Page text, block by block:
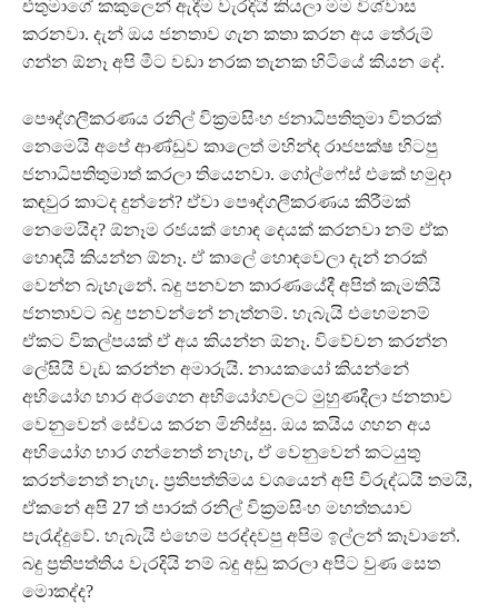
එතුමාගේ කකුලෙන් ඇදීම වැරදියි කියලා මම විශ්වාස
කරනවා. දැන් ඔය ජනතාව ගැන කතා කරන අය තේරුම්
ගන්න ඕනෑ අපි මීට වඩා නරක තැනක හිටියේ කියන දේ.
පෞද්ගලීකරණය රනිල් වික්‍රමසිංහ ජනාධිපතිතුමා විතරක්
නෙමෙයි අපේ ආණ්ඩුව කාලෙත් මහින්ද රාජපක්ෂ හිටපු
ජනාධිපතිතුමාත් කරලා තියෙනවා. ගෝල්ෆේස් එකේ හමුදා
කඳවුර කාටද දුන්නේ? ඒවා පෞද්ගලීකරණය කිරීමක්
නෙමෙයිද? ඕනෑම රජයක් හොඳ දෙයක් කරනවා නම් ඒක
හොඳයි කියන්න ඕනෑ. ඒ කාලේ හොඳවෙලා දැන් නරක්
වෙන්න බැහැනේ. බදු පනවන කාරණයේදී අපිත් කැමතියි
ජනතාවට බදු පනවන්නේ නැත්නම්. හැබැයි එහෙමනම්
ඒකට විකල්පයක් ඒ අය කියන්න ඕනෑ. විවේචන කරන්න
ලේසියි වැඩ කරන්න අමාරුයි. නායකයෝ කියන්නේ
අභියෝග භාර අරගෙන අභියෝගවලට මුහුණදීලා ජනතාව
වෙනුවෙන් සේවය කරන මිනිස්සු. ඔය කයිය ගහන අය
අභියෝග භාර ගන්නෙත් නැහැ, ඒ වෙනුවෙන් කටයුතු
කරන්නෙත් නැහැ. ප්‍රතිපත්තිමය වශයෙන් අපි විරුද්ධයි තමයි,
ඒකනේ අපි 27 ත් පාරක් රනිල් වික්‍රමසිංහ මහත්තයාව
පැරැද්දුවේ. හැබැයි එහෙම පරද්දවපු අපිම ඉල්ලන් කෑවානේ.
බදු ප්‍රතිපත්තිය වැරදියි නම් බදු අඩු කරලා අපිට වුණ සෙත
මොකද්ද?